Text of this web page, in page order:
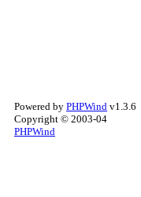
Powered by PHPWind v1.3.6
Copyright © 2003-04
PHPWind